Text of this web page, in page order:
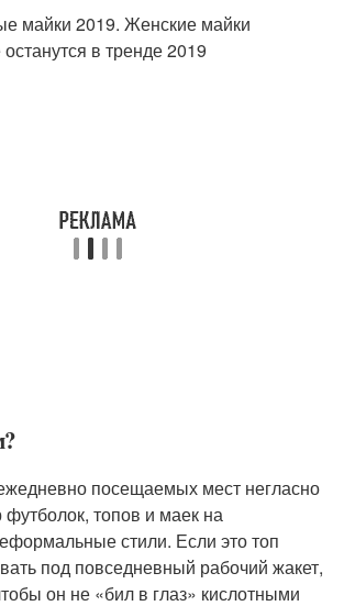
посещаемых мест негласно
топов и маек на
стили. Если это топ
под повседневный рабочий жакет,
он не «бил в глаз» кислотными